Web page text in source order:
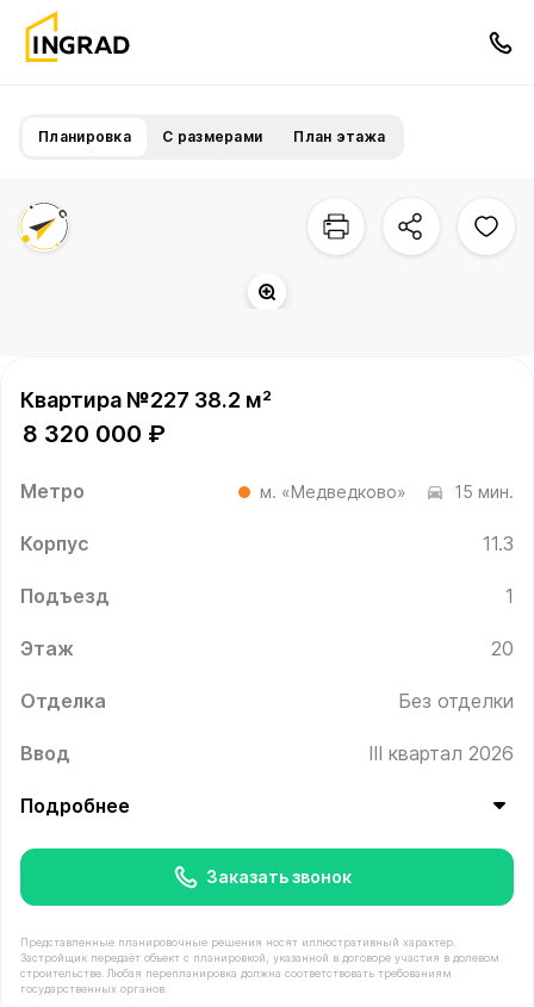
Планировка С размерами План этажа
Квартира №227 38.2 м²
8 320 000 ₽
Метро м. «Медведково» 15 мин.
Корпус 11.3
Подъезд 1
Этаж 20
Отделка Без отделки
Ввод III квартал 2026
Подробнее
Заказать звонок
Представленные планировочные решения носят иллюстративный характер.
Застройщик передаёт объект с планировкой, указанной в договоре участия в долевом
строительстве. Любая перепланировка должна соответствовать требованиям
государственных органов.